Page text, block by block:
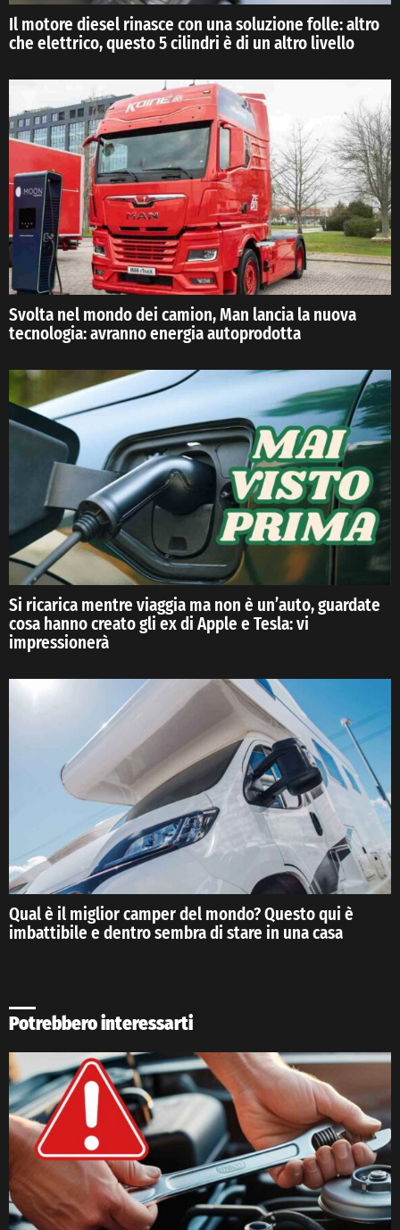
Il motore diesel rinasce con una soluzione folle: altro
che elettrico, questo 5 cilindri è di un altro livello
Svolta nel mondo dei camion, Man lancia la nuova
tecnologia: avranno energia autoprodotta
Si ricarica mentre viaggia ma non è un’auto, guardate
cosa hanno creato gli ex di Apple e Tesla: vi
impressionerà
Qual è il miglior camper del mondo? Questo qui è
imbattibile e dentro sembra di stare in una casa
Potrebbero interessarti